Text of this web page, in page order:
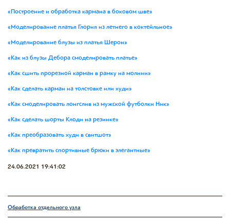
«Построение и обработка кармана в боковом шве»
«Моделирование платья Глория из летнего в коктейльное»
«Моделирование блузы из платья Шерон»
«Как из блузы Дебора смоделировать платье»
«Как сшить прорезной карман в рамку на молнии»
«Как сделать карман на толстовке или худи»
«Как смоделировать лонгслив из мужской футболки Ник»
«Как сделать шорты Клоди на резинке»
«Как преобразовать худи в свитшот»
«Как превратить спортивные брюки в элегантные»
24.06.2021 19:41:02
Обработка отдельного узла